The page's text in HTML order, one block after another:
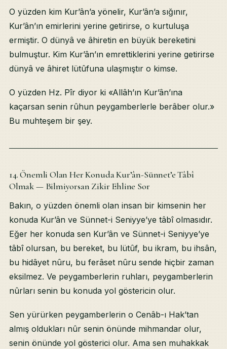
O yüzden kim Kur’ân’a yönelir, Kur’ân’a sığınır,
Kur’ân’ın emirlerini yerine getirirse, o kurtuluşa
ermiştir. O dünyâ ve âhiretin en büyük bereketini
bulmuştur. Kim Kur’ân’ın emrettiklerini yerine getirirse
dünyâ ve âhiret lütûfuna ulaşmıştır o kimse.
O yüzden Hz. Pîr diyor ki «Allâh’ın Kur’ân’ına
kaçarsan senin rûhun peygamberlerle berâber olur.»
Bu muhteşem bir şey.
14. Önemli Olan Her Konuda Kur’ân-Sünnet’e Tâbî
Olmak — Bilmiyorsan Zikir Ehline Sor
Bakın, o yüzden önemli olan insan bir kimsenin her
konuda Kur’ân ve Sünnet-i Seniyye’ye tâbî olmasıdır.
Eğer her konuda sen Kur’ân ve Sünnet-i Seniyye’ye
tâbî olursan, bu bereket, bu lütûf, bu ikram, bu ihsân,
bu hidâyet nûru, bu ferâset nûru sende hiçbir zaman
eksilmez. Ve peygamberlerin ruhları, peygamberlerin
nûrları senin bu konuda yol göstericin olur.
Sen yürürken peygamberlerin o Cenâb-ı Hak’tan
almış oldukları nûr senin önünde mihmandar olur,
senin önünde yol gösterici olur. Ama sen muhakkak